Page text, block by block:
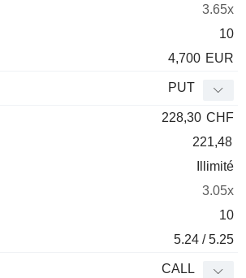
3.65x
10
4,700 EUR
PUT
228,30 CHF
221,48
Illimité
3.05x
10
5.24 / 5.25
CALL